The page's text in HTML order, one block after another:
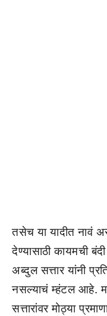
तसेच या यादीत नावं
देण्यासाठी कायमची
अब्दुल सत्तार यांनी
नसल्याचं म्हंटल आहे.
सत्तारांवर मोठ्या